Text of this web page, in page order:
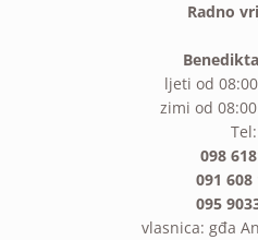
Radno
ljeti od
zimi od
Tel:
098
091 608
095
vlasnica: gđa